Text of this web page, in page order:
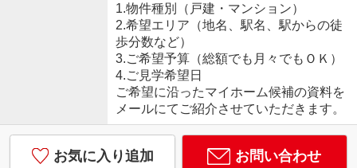
1.物件種別（戸建・マンション）
2.希望エリア（地名、駅名、駅からの徒
歩分数など）
3.ご希望予算（総額でも月々でもＯＫ）
4.ご見学希望日
ご希望に沿ったマイホーム候補の資料を
メールにてご紹介させていただきます。
お気に入り追加 お問い合わせ